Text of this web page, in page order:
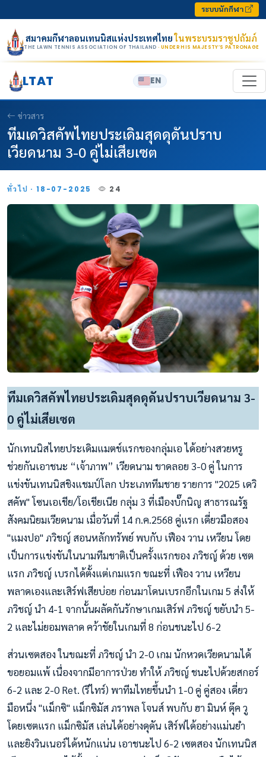
ระบบนักกีฬา
สมาคมกีฬาลอนเทนนิสแห่งประเทศไทยในพระบรมราชูปถัมภ์
THE LAWN TENNIS ASSOCIATION OF THAILAND · UNDER HIS MAJESTY’S PATRONAGE
LTAT EN
ข่าวสาร
ทีมเดวิสคัพไทยประเดิมสุดดุดันปราบ
เวียดนาม 3-0 คู่ไม่เสียเซต
ทั่วไป · 18-07-2025 24
ทีมเดวิสคัพไทยประเดิมสุดดุดันปราบเวียดนาม 3-
0 คู่ไม่เสียเซต
นักเทนนิสไทยประเดิมแมตช์แรกของกลุ่มเอ ได้อย่างสวยหรู
ช่วยกันเอาชนะ “เจ้าภาพ” เวียดนาม ขาดลอย 3-0 คู่ ในการ
แข่งขันเทนนิสชิงแชมป์โลก ประเภททีมชาย รายการ "2025 เดวิ
สคัพ" โซนเอเชีย/โอเชียเนีย กลุ่ม 3 ที่เมืองบั๊กนิญ สาธารณรัฐ
สังคมนิยมเวียดนาม เมื่อวันที่ 14 ก.ค.2568 คู่แรก เดี่ยวมือสอง
"แมงปอ" ภวิชญ์ สอนหลักทรัพย์ พบกับ เฟือง วาน เหวียน โดย
เป็นการแข่งขันในนามทีมชาติเป็นครั้งแรกของ ภวิชญ์ ด้วย เซต
แรก ภวิชญ์ เบรกได้ตั้งแต่เกมแรก ขณะที่ เฟือง วาน เหวียน
พลาดเองและเสิร์ฟเสียบ่อย ก่อนมาโดนเบรกอีกในเกม 5 ส่งให้
ภวิชญ์ นำ 4-1 จากนั้นผลัดกันรักษาเกมเสิร์ฟ ภวิชญ์ ขยับนำ 5-
2 และไม่ยอมพลาด คว้าชัยในเกมที่ 8 ก่อนชนะไป 6-2
ส่วนเซตสอง ในขณะที่ ภวิชญ์ นำ 2-0 เกม นักหวดเวียดนามได้
ขอยอมแพ้ เนื่องจากมีอาการป่วย ทำให้ ภวิชญ์ ชนะไปด้วยสกอร์
6-2 และ 2-0 Ret. (รีไทร์) พาทีมไทยขึ้นนำ 1-0 คู่ คู่สอง เดี่ยว
มือหนึ่ง "แม็กซิ" แม็กซิมัส ภราพล โจนส์ พบกับ ฮา มินห์ ดุ๊ค วู
โดยเซตแรก แม็กซิมัส เล่นได้อย่างดุดัน เสิร์​ฟได้อย่างแม่นยำ
และยิงวินเนอร์ได้หนักแน่น เอาชนะไป 6-2 เซตสอง นักเทนนิส